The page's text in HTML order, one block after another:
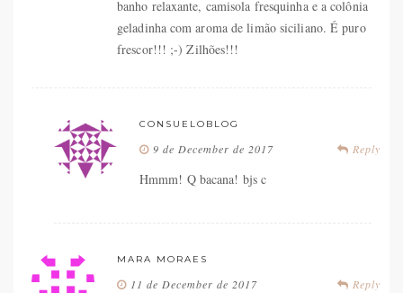
banho relaxante, camisola fresquinha e a colônia
geladinha com aroma de limão siciliano. É puro
frescor!!! ;-) Zilhões!!!
CONSUELOBLOG
Reply
9 de December de 2017
Hmmm! Q bacana! bjs c
MARA MORAES
Reply
11 de December de 2017